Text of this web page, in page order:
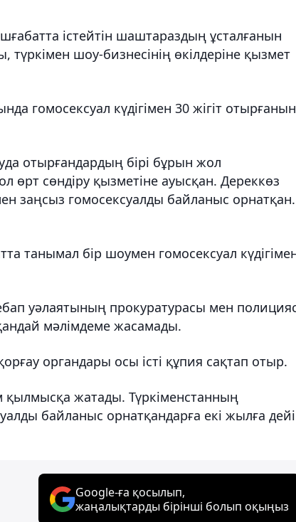
істейтін шаштараздың ұсталғанын
шоу-бизнесінің өкілдеріне қызмет
гомосексуал күдігімен 30 жігіт отырғанын
отырғандардың бірі бұрын жол
өрт сөндіру қызметіне ауысқан. Дереккөз
заңсыз гомосексуалды байланыс орнатқан.
танымал бір шоумен гомосексуал
уәлаятының прокуратурасы мен
мәлімдеме жасамады.
органдары осы істі құпия сақтап отыр.
қылмысқа жатады. Түркіменстанның
байланыс орнатқандарға екі жылға
Google-ға қосылып,
жаңалықтарды бірінші болып оқыңыз